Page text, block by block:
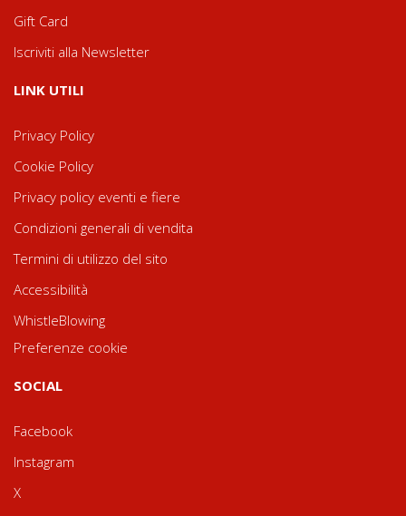
Gift Card
Iscriviti alla Newsletter
LINK UTILI
Privacy Policy
Cookie Policy
Privacy policy eventi e fiere
Condizioni generali di vendita
Termini di utilizzo del sito
Accessibilità
WhistleBlowing
Preferenze cookie
SOCIAL
Facebook
Instagram
X